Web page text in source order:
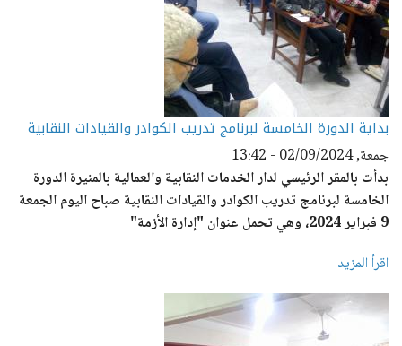
بداية الدورة الخامسة لبرنامج تدريب الكوادر والقيادات النقابية
جمعة, 02/09/2024 - 13:42
بدأت بالمقر الرئيسي لدار الخدمات النقابية والعمالية بالمنيرة الدورة
الخامسة لبرنامج تدريب الكوادر والقيادات النقابية صباح اليوم الجمعة
9 فبراير 2024، وهي تحمل عنوان "إدارة الأزمة"
اقرأ المزيد